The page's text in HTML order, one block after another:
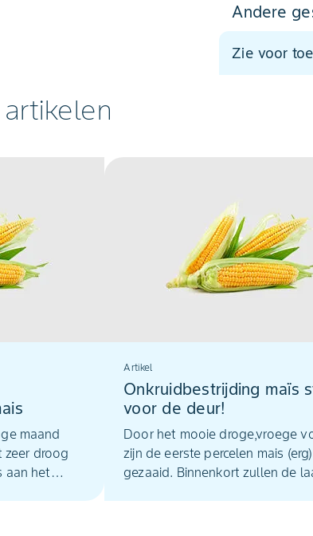
Andere
Zie voor
maand
zeer droog
aan het
Artikel
Onkruidbestrijding maïs
voor de deur!
Door het mooie droge,vroege
zijn de eerste percelen mais
gezaaid. Binnenkort zullen de